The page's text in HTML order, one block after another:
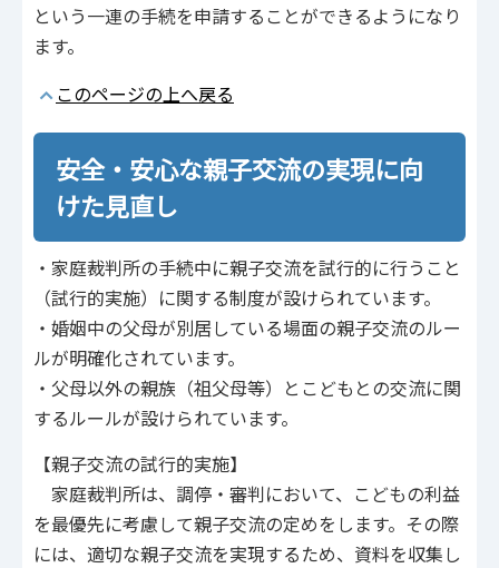
という一連の手続を申請することができるようになり
ます。
このページの上へ戻る
安全・安心な親子交流の実現に向
けた見直し
・家庭裁判所の手続中に親子交流を試行的に行うこと
（試行的実施）に関する制度が設けられています。
・婚姻中の父母が別居している場面の親子交流のルー
ルが明確化されています。
・父母以外の親族（祖父母等）とこどもとの交流に関
するルールが設けられています。
【親子交流の試行的実施】
家庭裁判所は、調停・審判において、こどもの利益
を最優先に考慮して親子交流の定めをします。その際
には、適切な親子交流を実現するため、資料を収集し